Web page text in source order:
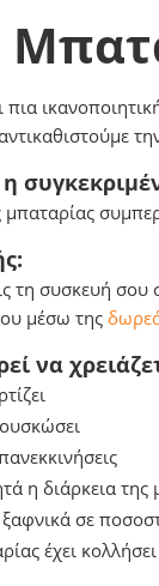
πια
τη συσκευή σου
μέσω της
να
η διάρκεια της
ξαφνικά σε
έχει